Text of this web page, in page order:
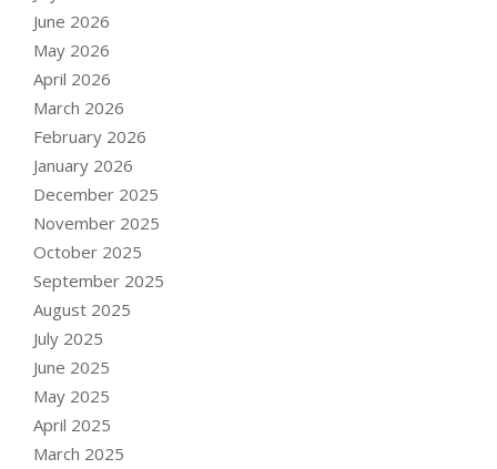
June 2026
May 2026
April 2026
March 2026
February 2026
January 2026
December 2025
November 2025
October 2025
September 2025
August 2025
July 2025
June 2025
May 2025
April 2025
March 2025